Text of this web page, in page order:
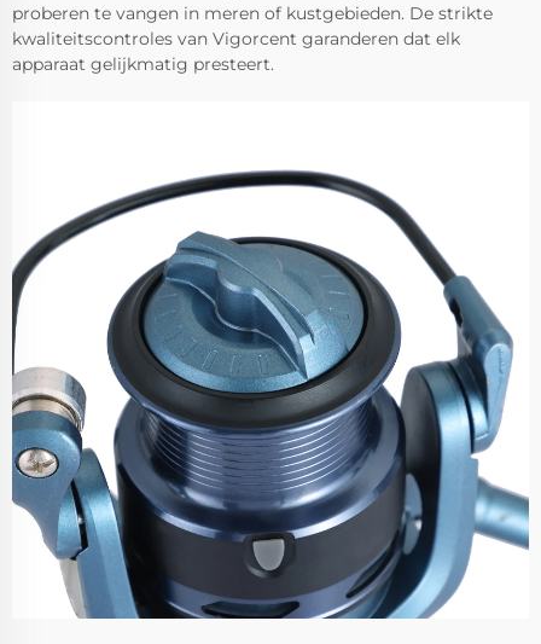
proberen te vangen in meren of kustgebieden. De strikte
kwaliteitscontroles van Vigorcent garanderen dat elk
apparaat gelijkmatig presteert.